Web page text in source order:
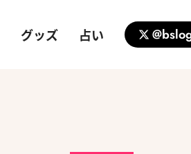
グッズ 占い